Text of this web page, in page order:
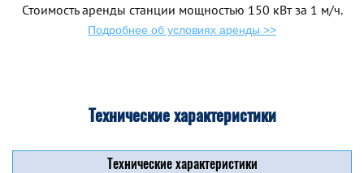
Стоимость аренды станции мощностью 150 кВт за 1 м/ч.
Подробнее об условиях аренды >>
Технические характеристики
Технические характеристики